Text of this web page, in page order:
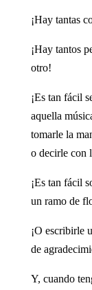
¡Hay tantas
¡Hay tantos
otro!
¡Es tan fácil
aquella
tomarle la
o decirle con
¡Es tan fácil
un ramo de
¡O escribirle
de
Y, cuando